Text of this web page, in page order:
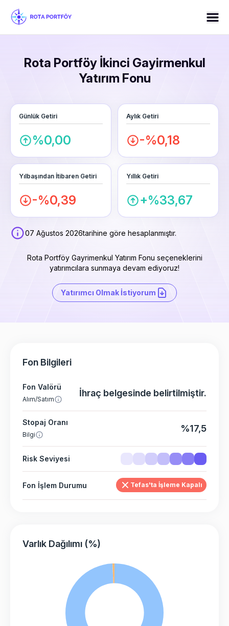
Rota Portföy İkinci Gayirmenkul
Yatırım Fonu
Günlük Getiri
%0,00
Aylık Getiri
-%0,18
Yılbaşından İtibaren Getiri
-%0,39
Yıllık Getiri
+%33,67
07 Ağustos 2026tarihine göre hesaplanmıştır.
Rota Portföy Gayrimenkul Yatırım Fonu seçeneklerini
yatırımcılara sunmaya devam ediyoruz!
Yatırımcı Olmak İstiyorum
Fon Bilgileri
Fon Valörü
Alım/Satım
İhraç belgesinde belirtilmiştir.
Stopaj Oranı
Bilgi
%17,5
Risk Seviyesi
Fon İşlem Durumu Tefas'ta İşleme Kapalı
Varlık Dağılımı (%)